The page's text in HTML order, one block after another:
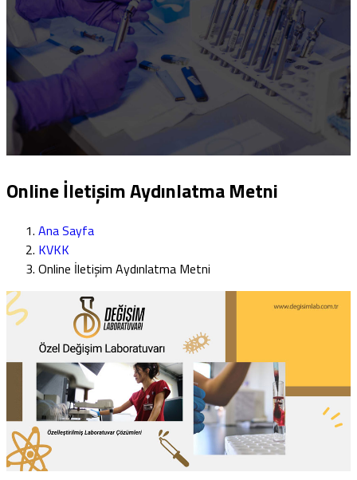
Online İletişim Aydınlatma Metni
Ana Sayfa
KVKK
Online İletişim Aydınlatma Metni